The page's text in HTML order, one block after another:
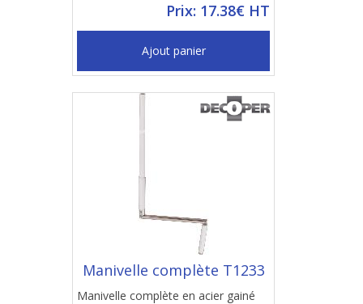
Prix: 17.38€ HT
Ajout panier
Manivelle complète T1233
Manivelle complète en acier gainé